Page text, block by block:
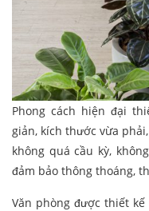
Phong cách hiện đại
giản, kích thước vừa
không quá cầu kỳ,
đảm bảo thông thoáng,
Văn phòng được thiết